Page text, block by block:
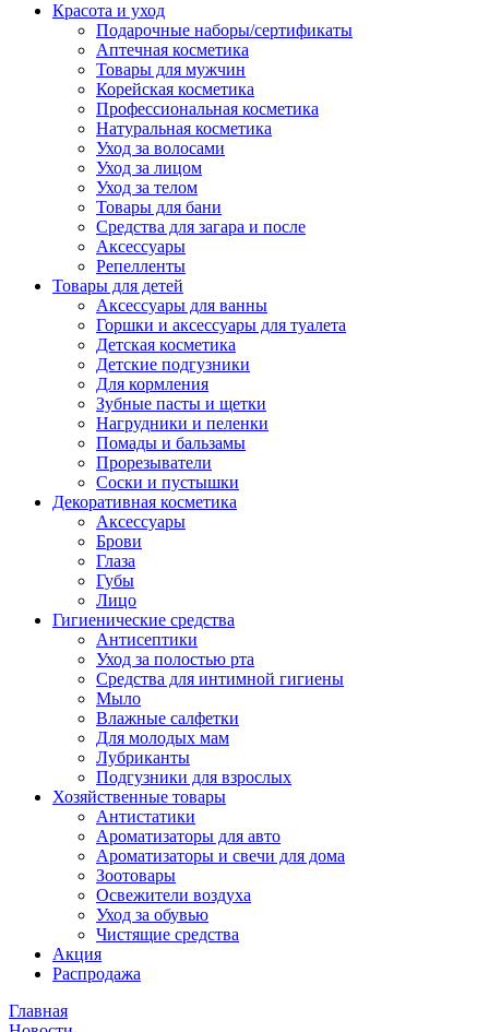
Красота и уход
Подарочные наборы/сертификаты
Аптечная косметика
Товары для мужчин
Корейская косметика
Профессиональная косметика
Натуральная косметика
Уход за волосами
Уход за лицом
Уход за телом
Товары для бани
Средства для загара и после
Аксессуары
Репелленты
Товары для детей
Аксессуары для ванны
Горшки и аксессуары для туалета
Детская косметика
Детские подгузники
Для кормления
Зубные пасты и щетки
Нагрудники и пеленки
Помады и бальзамы
Прорезыватели
Соски и пустышки
Декоративная косметика
Аксессуары
Брови
Глаза
Губы
Лицо
Гигиенические средства
Антисептики
Уход за полостью рта
Средства для интимной гигиены
Мыло
Влажные салфетки
Для молодых мам
Лубриканты
Подгузники для взрослых
Хозяйственные товары
Антистатики
Ароматизаторы для авто
Ароматизаторы и свечи для дома
Зоотовары
Освежители воздуха
Уход за обувью
Чистящие средства
Акция
Распродажа
Главная